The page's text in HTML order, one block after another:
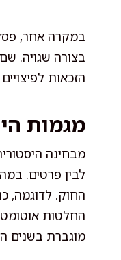
במקרה אחר,
בצורה שגויה.
הזכאות
מגמות
מבחינה
לבין פרטים.
החוק. לדוגמה,
החלטות
מוגברת בשנים